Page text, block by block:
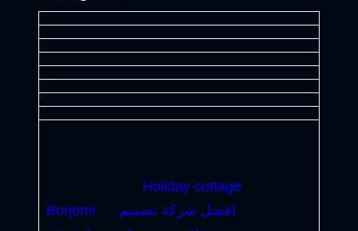
Holiday cottage
Borjomi
افضل شركة تصميم